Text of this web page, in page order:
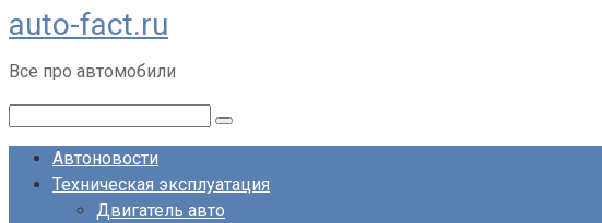
Перейти
к
контенту
auto-fact.ru
Все про автомобили
Автоновости
Техническая эксплуатация
Двигатель авто